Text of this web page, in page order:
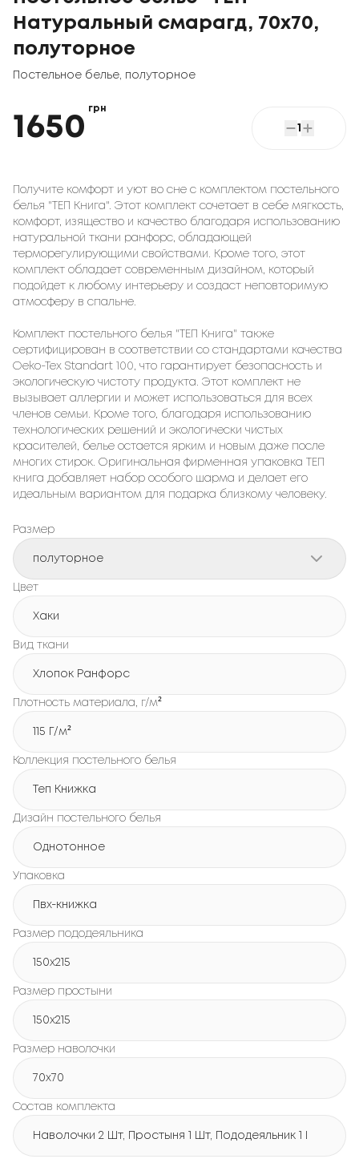
Натуральный смарагд, 70x70,
полуторное
Постельное белье полуторное
1650
грн
1
Получите комфорт и уют во сне с комплектом постельного
белья "ТЕП Книга". Этот комплект сочетает в себе мягкость,
комфорт, изящество и качество благодаря использованию
натуральной ткани ранфорс, обладающей
терморегулирующими свойствами. Кроме того, этот
комплект обладает современным дизайном, который
подойдет к любому интерьеру и создаст неповторимую
атмосферу в спальне.
Комплект постельного белья "ТЕП Книга" также
сертифицирован в соответствии со стандартами качества
Oeko-Tex Standart 100, что гарантирует безопасность и
экологическую чистоту продукта. Этот комплект не
вызывает аллергии и может использоваться для всех
членов семьи. Кроме того, благодаря использованию
технологических решений и экологически чистых
красителей, белье остается ярким и новым даже после
многих стирок. Оригинальная фирменная упаковка ТЕП
книга добавляет набор особого шарма и делает его
идеальным вариантом для подарка близкому человеку.
Размер
полуторное
Цвет
Хаки
Вид ткани
Хлопок Ранфорс
Плотность материала, г/м²
115 Г/м²
Коллекция постельного белья
Теп Книжка
Дизайн постельного белья
Однотонное
Упаковка
Пвх-книжка
Размер пододеяльника
150х215
Размер простыни
150х215
Размер наволочки
70x70
Состав комплекта
Наволочки 2 Шт, Простыня 1 Шт, Пододеяльник 1 Шт